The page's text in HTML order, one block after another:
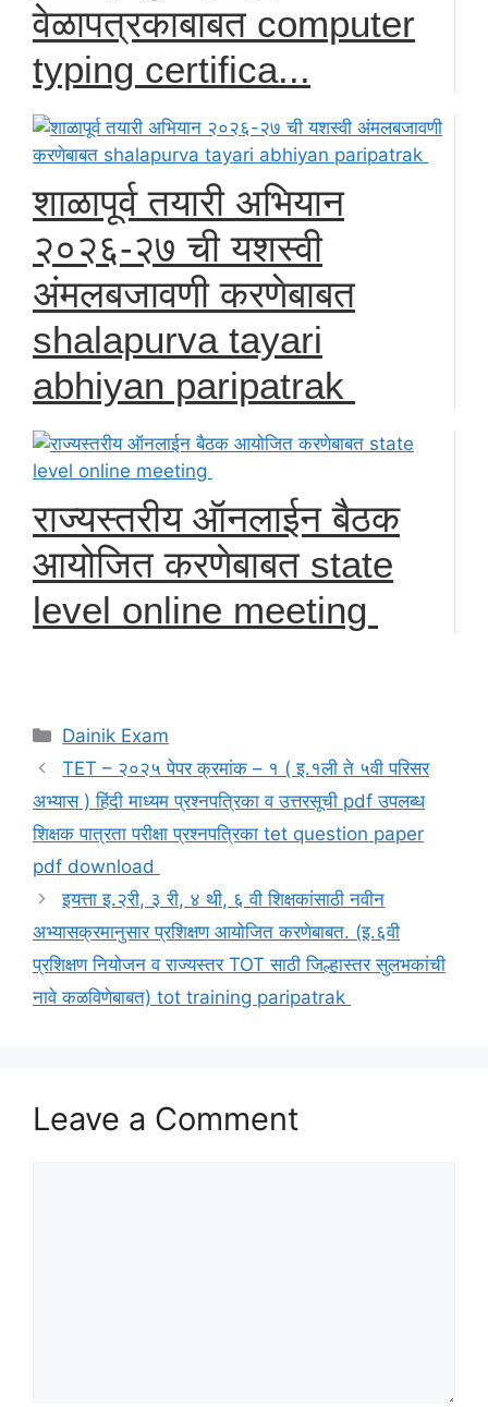
वेळापत्रकाबाबत computer
typing certifica...
शाळापूर्व तयारी अभियान
२०२६-२७ ची यशस्वी
अंमलबजावणी करणेबाबत
shalapurva tayari
abhiyan paripatrak
राज्यस्तरीय ऑनलाईन बैठक
आयोजित करणेबाबत state
level online meeting
Categories
Dainik Exam
TET – २०२५ पेपर क्रमांक – १ ( इ.१ली ते ५वी परिसर
अभ्यास ) हिंदी माध्यम प्रश्नपत्रिका व उत्तरसूची pdf उपलब्ध
शिक्षक पात्रता परीक्षा प्रश्नपत्रिका tet question paper
pdf download
इयत्ता इ.२री, ३ री, ४ थी, ६ वी शिक्षकांसाठी नवीन
अभ्यासक्रमानुसार प्रशिक्षण आयोजित करणेबाबत. (इ.६वी
प्रशिक्षण नियोजन व राज्यस्तर TOT साठी जिल्हास्तर सुलभकांची
नावे कळविणेबाबत) tot training paripatrak
Leave a Comment